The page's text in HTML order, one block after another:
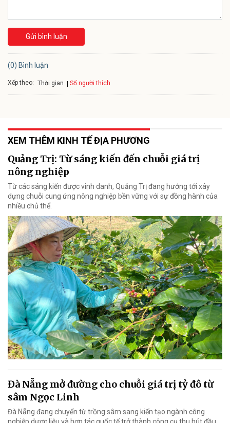
Gửi bình luận
(0) Bình luận
Xếp theo: Thời gian Số người thích
XEM THÊM KINH TẾ ĐỊA PHƯƠNG
Quảng Trị: Từ sáng kiến đến chuỗi giá trị
nông nghiệp
Từ các sáng kiến được vinh danh, Quảng Trị đang hướng tới xây
dựng chuỗi cung ứng nông nghiệp bền vững với sự đồng hành của
nhiều chủ thể.
Đà Nẵng mở đường cho chuỗi giá trị tỷ đô từ
sâm Ngọc Linh
Đà Nẵng đang chuyển từ trồng sâm sang kiến tạo ngành công
nghiệp dược liệu và hợp tác quốc tế trở thành công cụ thu hút đầu